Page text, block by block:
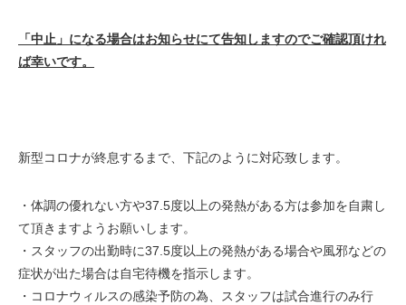
「中止」になる場合はお知らせにて告知しますのでご確認頂けれ
ば幸いです。
新型コロナが終息するまで、下記のように対応致します。
・体調の優れない方や37.5度以上の発熱がある方は参加を自粛し
て頂きますようお願いします。
・スタッフの出勤時に37.5度以上の発熱がある場合や風邪などの
症状が出た場合は自宅待機を指示します。
・コロナウィルスの感染予防の為、スタッフは試合進行のみ行